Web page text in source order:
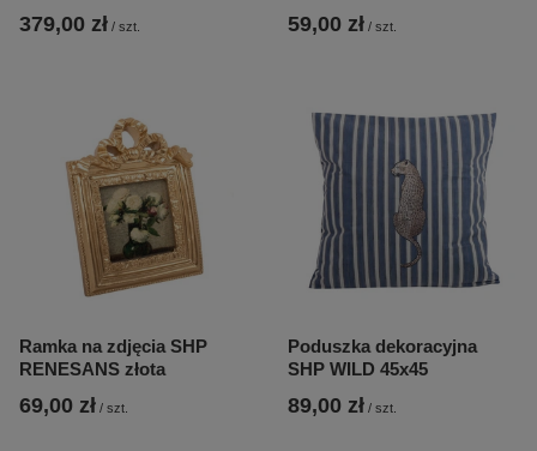
379,00 zł / szt. 59,00 zł / szt.
Ramka na zdjęcia SHP
RENESANS złota
69,00 zł / szt.
Poduszka dekoracyjna
SHP WILD 45x45
89,00 zł / szt.